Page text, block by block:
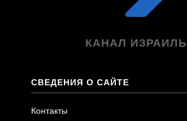
КАНАЛ ИЗРАИЛЬ
СВЕДЕНИЯ О САЙТЕ
Контакты